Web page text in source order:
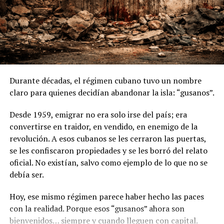
¿Te gusta lo que lees?
Apoya el periodismo valiente y
suscríbete a Foco Panamá.
Suscríbete aquí
grande, además con demanda asegurada si el Estado lo
impone.
Panamá no tiene la capacidad ni la tierra suficiente para
sembrar toda la caña que se requeriría para cubrir ese
10% de etanol en la gasolina. Eso significa queparte del
Y ahí viene otra pregunta clave:
¿a qué precio? Porque en algunos casos el etanol puede
ser incluso más caro que la gasolina.
¿Y quién importa? ¿Privados? ¿El Estado? ¿Quién se
queda con ese margen?
Donde empieza el ruido
El actual contralor,Anel “Bolo” Flores , es propietario
Durante décadas, el régimen cubano tuvo un nombre
claro para quienes decidían abandonar la isla: “gusanos”.
Desde 1959, emigrar no era solo irse del país; era
convertirse en traidor, en vendido, en enemigo de la
revolución. A esos cubanos se les cerraron las puertas,
se les confiscaron propiedades y se les borró del relato
oficial. No existían, salvo como ejemplo de lo que no se
debía ser.
Hoy, ese mismo régimen parece haber hecho las paces
con la realidad. Porque esos “gusanos” ahora son
bienvenidos… siempre y cuando lleguen con capital.